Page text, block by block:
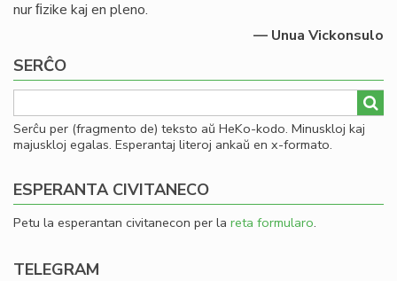
nur ﬁzike kaj en pleno.
— Unua Vickonsulo
SERĈO
Serĉu per (fragmento de) teksto aŭ HeKo-kodo. Minuskloj kaj
majuskloj egalas. Esperantaj literoj ankaŭ en x-formato.
ESPERANTA CIVITANECO
Petu la esperantan civitanecon per la reta formularo.
TELEGRAM